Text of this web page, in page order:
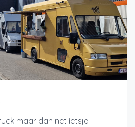
maar dan net ietsje